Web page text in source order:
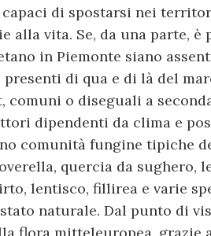
di spostarsi nei
alla vita. Se, da una parte, è
in Piemonte siano
di qua e di là del
o diseguali a
dipendenti da clima e
comunità fungine tipiche
quercia da sughero,
lentisco, fillirea e varie
naturale. Dal punto di
flora mitteleuropea, grazie